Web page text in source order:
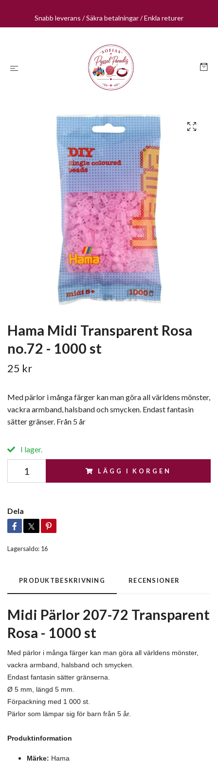
Snabb leverans / Säkra betalningar / Enkla returer
Hama Midi Transparent Rosa
no.72 - 1000 st
25 kr
Med pärlor i många färger kan man göra all världens mönster,
vackra armband, halsband och smycken. Endast fantasin
sätter gränser. Från 5 år
I lager.
LÄGG I KORGEN
Dela
Lagersaldo: 16
PRODUKTBESKRIVNING RECENSIONER
Midi Pärlor 207-72 Transparent
Rosa - 1000 st
Med pärlor i många färger kan man göra all världens mönster,
vackra armband, halsband och smycken.
Endast fantasin sätter gränserna.
Ø 5 mm, längd 5 mm.
Förpackning med 1 000 st.
Pärlor som lämpar sig för barn från 5 år.
Produktinformation
Märke: Hama